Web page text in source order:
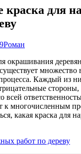
краска для
Роман
окрашивания
множество
Каждый из
всей
к многочисленным
какая краска для